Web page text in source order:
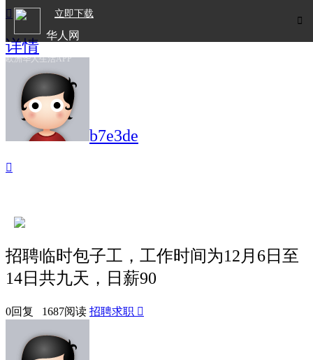

立即下载
华人网
欧洲华人生活APP

详情
b7e3de

招聘临时包子工，工作时间为12月6日至
14日共九天，日薪90
0回复 1687阅读 招聘求职 